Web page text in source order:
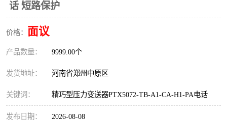
话 短路保护
价格： 面议
产品数量： 9999.00个
发货地址： 河南省郑州中原区
关键词： 精巧型压力变送器PTX5072-TB-A1-CA-H1-PA电话
发布日期： 2026-08-08